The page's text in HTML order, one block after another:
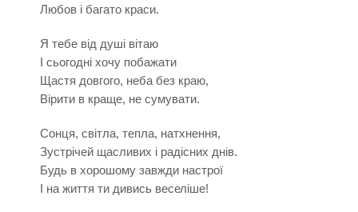
Любов і багато краси.
Я тебе від душі вітаю
І сьогодні хочу побажати
Щастя довгого, неба без краю,
Вірити в краще, не сумувати.
Сонця, світла, тепла, натхнення,
Зустрічей щасливих і радісних днів.
Будь в хорошому завжди настрої
І на життя ти дивись веселіше!